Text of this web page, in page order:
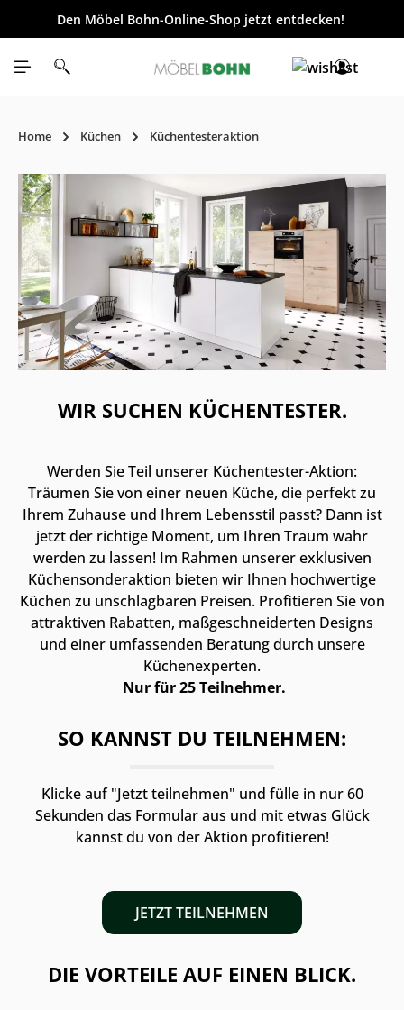
springen
Den Möbel Bohn-Online-Shop jetzt entdecken!
Home Küchen Küchentesteraktion
WIR SUCHEN KÜCHENTESTER.
Werden Sie Teil unserer Küchentester-Aktion:
Träumen Sie von einer neuen Küche, die perfekt zu
Ihrem Zuhause und Ihrem Lebensstil passt? Dann ist
jetzt der richtige Moment, um Ihren Traum wahr
werden zu lassen! Im Rahmen unserer exklusiven
Küchensonderaktion bieten wir Ihnen hochwertige
Küchen zu unschlagbaren Preisen. Profitieren Sie von
attraktiven Rabatten, maßgeschneiderten Designs
und einer umfassenden Beratung durch unsere
Küchenexperten.
Nur für 25 Teilnehmer.
SO KANNST DU TEILNEHMEN:
Klicke auf "Jetzt teilnehmen" und fülle in nur 60
Sekunden das Formular aus und mit etwas Glück
kannst du von der Aktion profitieren!
JETZT TEILNEHMEN
DIE VORTEILE AUF EINEN BLICK.